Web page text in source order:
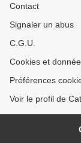
Contact
Signaler un abus
C.G.U.
Cookies et
Préférences
Voir le profil de